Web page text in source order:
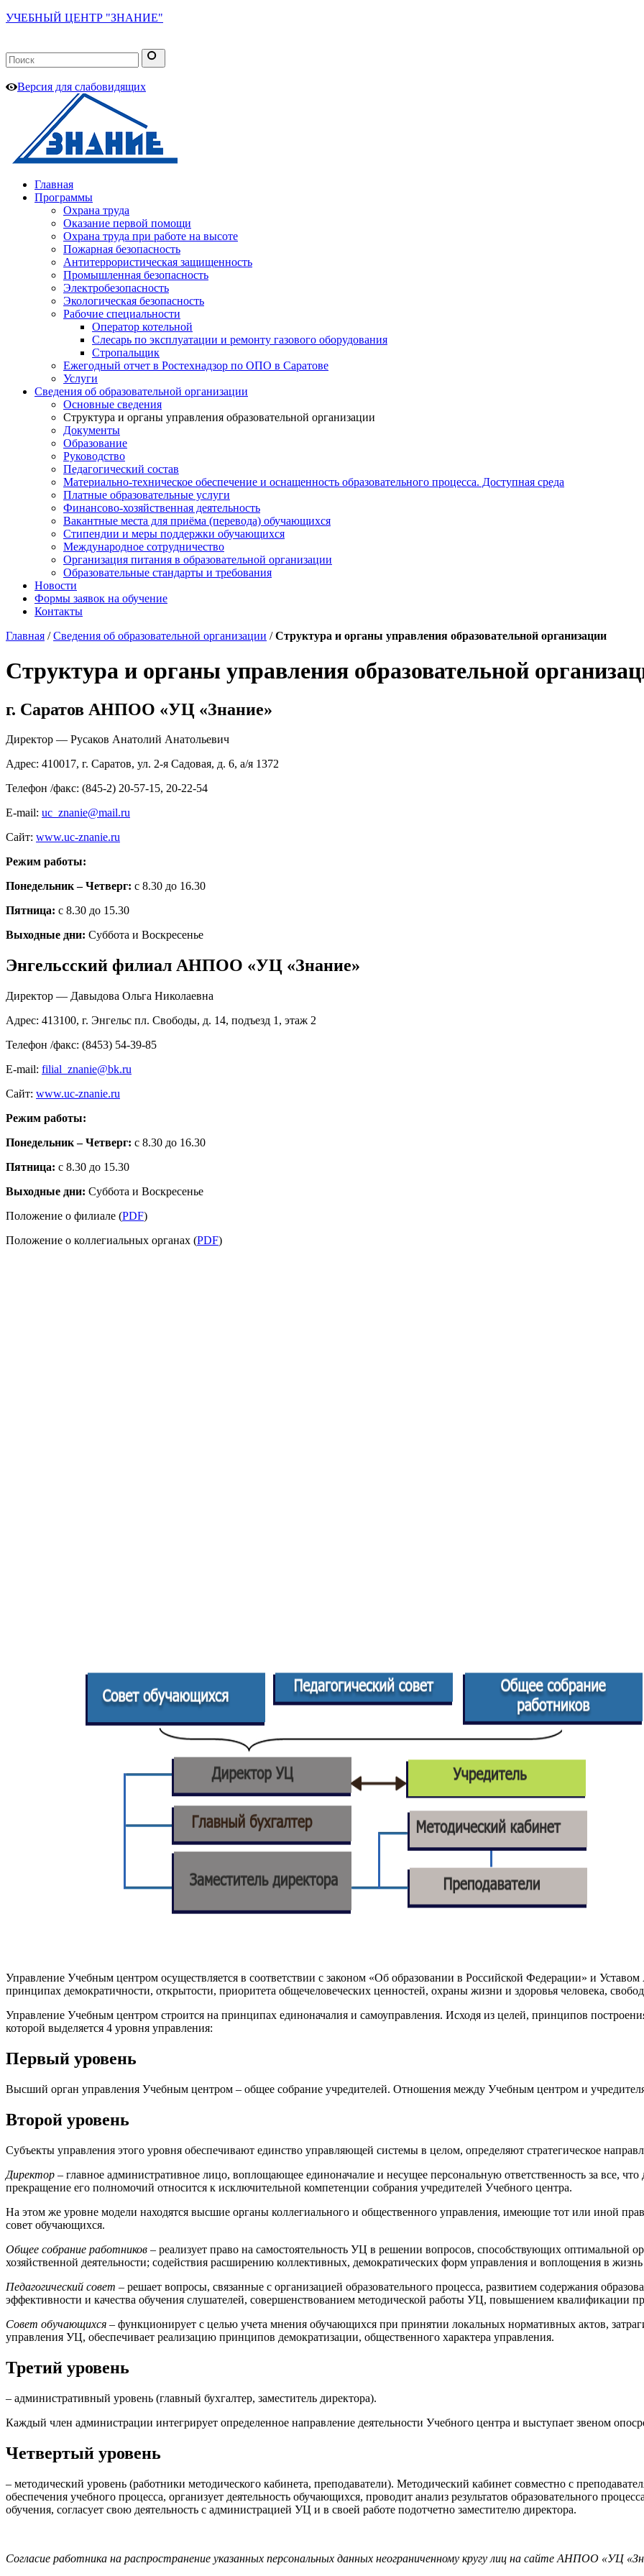
УЧЕБНЫЙ ЦЕНТР "ЗНАНИЕ"
Версия для слабовидящих
Главная
Программы
Охрана труда
Оказание первой помощи
Охрана труда при работе на высоте
Пожарная безопасность
Антитеррористическая защищенность
Промышленная безопасность
Электробезопасность
Экологическая безопасность
Рабочие специальности
Оператор котельной
Слесарь по эксплуатации и ремонту газового оборудования
Стропальщик
Ежегодный отчет в Ростехнадзор по ОПО в Саратове
Услуги
Сведения об образовательной организации
Основные сведения
Структура и органы управления образовательной организации
Документы
Образование
Руководство
Педагогический состав
Материально-техническое обеспечение и оснащенность образовательного процесса. Доступная среда
Платные образовательные услуги
Финансово-хозяйственная деятельность
Вакантные места для приёма (перевода) обучающихся
Стипендии и меры поддержки обучающихся
Международное сотрудничество
Организация питания в образовательной организации
Образовательные стандарты и требования
Новости
Формы заявок на обучение
Контакты
Главная / Сведения об образовательной организации / Структура и органы управления образовательной организации
Структура и органы управления образовательной
г. Саратов АНПОО «УЦ «Знание»
Директор — Русаков Анатолий Анатольевич
Адрес: 410017, г. Саратов, ул. 2-я Садовая, д. 6, а/я 1372
Телефон /факс: (845-2) 20-57-15, 20-22-54
E-mail: uc_znanie@mail.ru
Сайт: www.uc-znanie.ru
Режим работы:
Понедельник – Четверг: с 8.30 до 16.30
Пятница: с 8.30 до 15.30
Выходные дни: Суббота и Воскресенье
Энгельсский филиал АНПОО «УЦ «Знание»
Директор — Давыдова Ольга Николаевна
Адрес: 413100, г. Энгельс пл. Свободы, д. 14, подъезд 1, этаж 2
Телефон /факс: (8453) 54-39-85
E-mail: filial_znanie@bk.ru
Сайт: www.uc-znanie.ru
Режим работы:
Понедельник – Четверг: с 8.30 до 16.30
Пятница: с 8.30 до 15.30
Bыходные дни: Cуббота и Bоскресенье
Положение о филиале (PDF)
Положение о коллегиальных органах (PDF)
Управление Учебным центром осуществляется в соответствии с законом «Об образовании в Российской Федерации» и
принципах демократичности, открытости, приоритета общечеловеческих ценностей, охраны жизни и здоровья человека,
Управление Учебным центром строится на принципах единоначалия и самоуправления. Исходя из целей, принципов
которой выделяется 4 уровня управления:
Первый уровень
Высший орган управления Учебным центром – общее собрание учредителей. Отношения между Учебным центром и
Второй уровень
Субъекты управления этого уровня обеспечивают единство управляющей системы в целом, определяют стратегическое
Директор – главное административное лицо, воплощающее единоначалие и несущее персональную ответственность за все,
прекращение его полномочий относится к исключительной компетенции собрания учредителей Учебного центра.
На этом же уровне модели находятся высшие органы коллегиального и общественного управления, имеющие тот или иной
совет обучающихся.
Общее собрание работников – реализует право на самостоятельность УЦ в решении вопросов, способствующих оптимальной
хозяйственной деятельности; содействия расширению коллективных, демократических форм управления и воплощения в
Педагогический совет – решает вопросы, связанные с организацией образовательного процесса, развитием содержания
эффективности и качества обучения слушателей, совершенствованием методической работы УЦ, повышением квалификации
Совет обучающихся – функционирует с целью учета мнения обучающихся при принятии локальных нормативных актов,
управления УЦ, обеспечивает реализацию принципов демократизации, общественного характера управления.
Третий уровень
– административный уровень (главный бухгалтер, заместитель директора).
Каждый член администрации интегрирует определенное направление деятельности Учебного центра и выступает звеном
Четвертый уровень
– методический уровень (работники методического кабинета, преподаватели). Методический кабинет совместно с
обеспечения учебного процесса, организует деятельность обучающихся, проводит анализ результатов образовательного
обучения, согласует свою деятельность с администрацией УЦ и в своей работе подотчетно заместителю директора.
Согласие работника на распространение указанных персональных данных неограниченному кругу лиц на сайте АНПОО «УЦ